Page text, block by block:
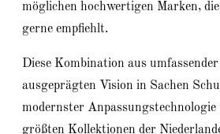
möglichen hochwertigen Marken,
gerne empfiehlt.
Diese Kombination aus
ausgeprägten Vision in Sachen
modernster Anpassungstechnologie
größten Kollektionen der